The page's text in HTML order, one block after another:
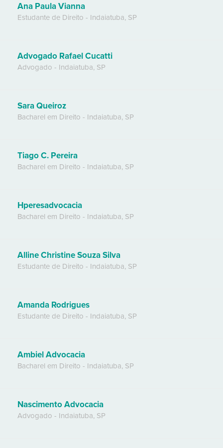
Ana Paula Vianna
Estudante de Direito - Indaiatuba, SP
Advogado Rafael Cucatti
Advogado - Indaiatuba, SP
Sara Queiroz
Bacharel em Direito - Indaiatuba, SP
Tiago C. Pereira
Bacharel em Direito - Indaiatuba, SP
Hperesadvocacia
Bacharel em Direito - Indaiatuba, SP
Alline Christine Souza Silva
Estudante de Direito - Indaiatuba, SP
Amanda Rodrigues
Estudante de Direito - Indaiatuba, SP
Ambiel Advocacia
Bacharel em Direito - Indaiatuba, SP
Nascimento Advocacia
Advogado - Indaiatuba, SP